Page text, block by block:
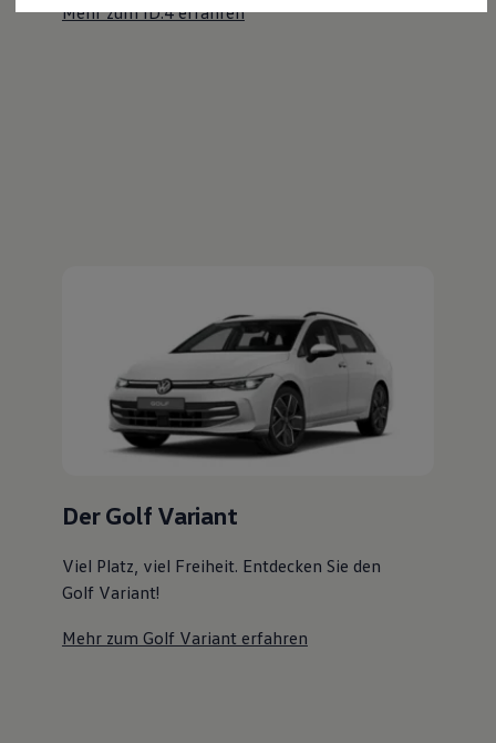
Entertainment und Elektronik
Live Beratung
Transport
Familie
Elektromobilität
Volkswagen R
Pannen- und Unfallhilfe
Mehr zum ID.4 erfahren
Der Golf Variant
Viel Platz, viel Freiheit. Entdecken Sie den
Golf Variant!
Mehr zum Golf Variant erfahren